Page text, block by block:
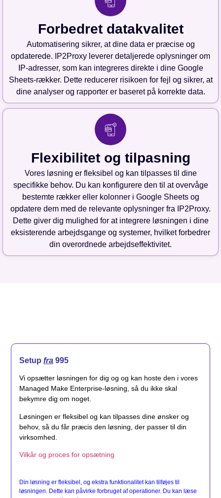
Forbedret datakvalitet
Automatisering sikrer, at dine data er præcise og
opdaterede. IP2Proxy leverer detaljerede oplysninger om
IP-adresser, som kan integreres direkte i dine Google
Sheets-rækker. Dette reducerer risikoen for fejl og sikrer, at
dine analyser og rapporter er baseret på korrekte data.
Flexibilitet og tilpasning
Vores løsning er fleksibel og kan tilpasses til dine
specifikke behov. Du kan konfigurere den til at overvåge
bestemte rækker eller kolonner i Google Sheets og
opdatere dem med de relevante oplysninger fra IP2Proxy.
Dette giver dig mulighed for at integrere løsningen i dine
eksisterende arbejdsgange og systemer, hvilket forbedrer
din overordnede arbejdseffektivitet.
Setup fra 995
Vi opsætter løsningen for dig og og kan hoste den i vores
Managed Make Enterprise-løsning, så du ikke skal
bekymre dig om noget.
Løsningen er fleksibel og kan tilpasses dine ønsker og
behov, så du får præcis den løsning, der passer til din
virksomhed.
Vilkår og proces for opsætning
Din løsning er fleksibel, og ekstra funktionalitet kan tilføjes til
løsningen. Dette kan påvirke forbruget af operationer. Du kan læse